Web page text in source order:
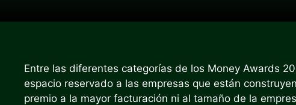
Entre las diferentes categorías de los Money Awards
espacio reservado a las empresas que están
premio a la mayor facturación ni al tamaño de la